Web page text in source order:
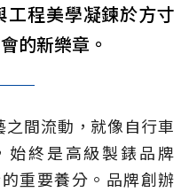
工程美學凝鍊於方寸
的新樂章。
間流動，就像自行車
始終是高級製錶品牌
重要養分。品牌創辦